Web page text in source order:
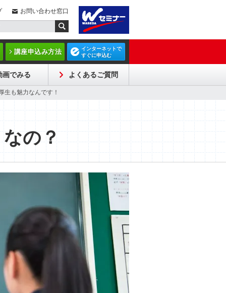
お問い合わせ窓口
講座申込み方法
インターネットで
すぐに申込む
画でみる よくあるご質問
生も魅力なんです！
の？